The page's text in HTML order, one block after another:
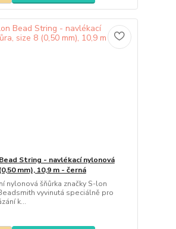
String - navlékací nylonová
mm), 10,9 m - černá
nylonová šňůrka značky S-lon
vyvinutá speciálně pro
k...